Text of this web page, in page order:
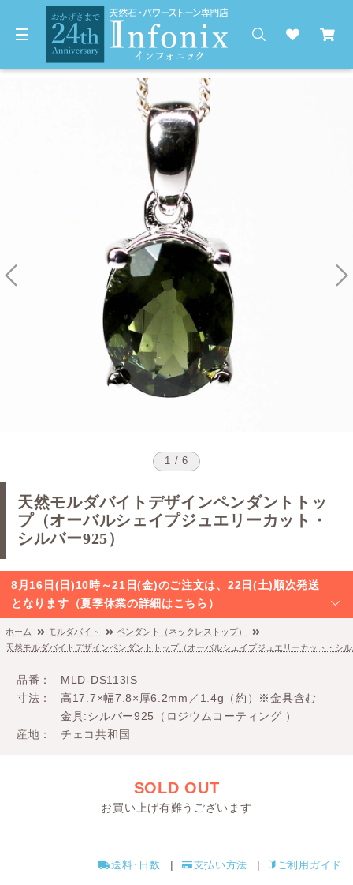
1 / 6
天然モルダバイトデザインペンダントトッ
プ（オーバルシェイプジュエリーカット・
シルバー925）
8月16日(日)10時～21日(金)のご注文は、22日(土)順次発送
となります（夏季休業の詳細はこちら）
ホーム モルダバイト
ペンダント（ネックレストップ）
天然モルダバイトデザインペンダントトップ（オーバルシェイプジュエリーカット・シ
品番
MLD-DS113IS
寸法
高17.7×幅7.8×厚6.2mm／1.4g（約）※金具含む
金具:シルバー925（ロジウムコーティング ）
産地
チェコ共和国
SOLD OUT
お買い上げ有難うございます
送料･日数 支払い方法 ご利用ガイド